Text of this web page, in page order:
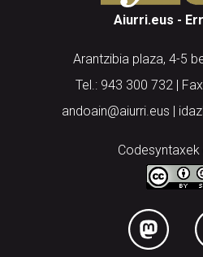
Aiurri.eus -
Arantzibia plaza, 4-5
Tel.: 943 300 732 |
andoain@aiurri.eus |
Codesyntaxek